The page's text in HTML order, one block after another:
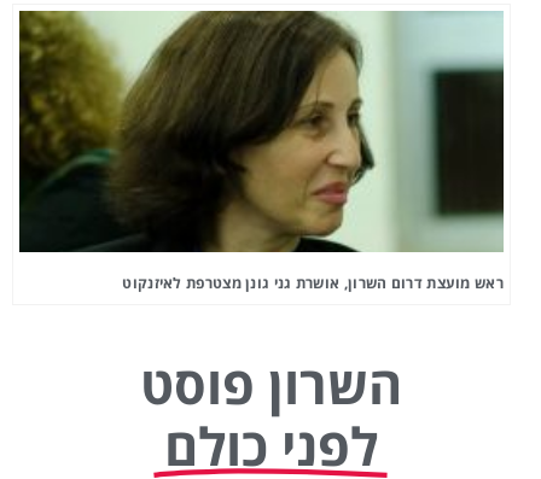
ראש מועצת דרום השרון, אושרת גני גונן מצטרפת לאיזנקוט
השרון פוסט
לפני כולם